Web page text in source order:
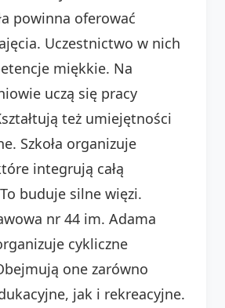
powinna oferować
Uczestnictwo w nich
miękkie. Na
uczą się pracy
też umiejętności
Szkoła organizuje
integrują całą
buduje silne więzi.
nr 44 im. Adama
cykliczne
one zarówno
jak i rekreacyjne.